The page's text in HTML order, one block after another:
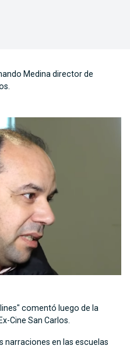
Medina director de
comentó luego de la
Cine San Carlos.
narraciones en las escuelas